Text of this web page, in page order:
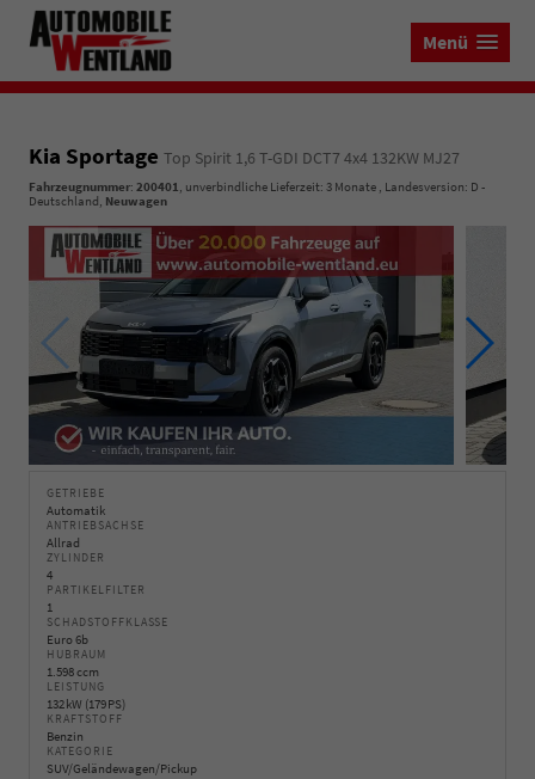
Menü
Kia Sportage Top Spirit 1,6 T-GDI DCT7 4x4 132KW MJ27
Fahrzeugnummer: 200401, unverbindliche Lieferzeit: 3 Monate , Landesversion: D -
Deutschland, Neuwagen
GETRIEBE
Automatik
ANTRIEBSACHSE
Allrad
ZYLINDER
4
PARTIKELFILTER
1
SCHADSTOFFKLASSE
Euro 6b
HUBRAUM
1.598 ccm
LEISTUNG
132 kW (179 PS)
KRAFTSTOFF
Benzin
KATEGORIE
SUV/Geländewagen/Pickup